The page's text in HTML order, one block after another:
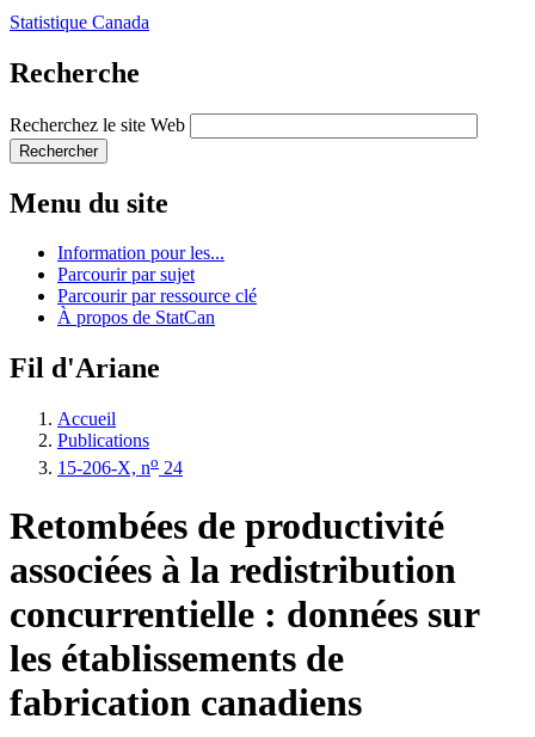
Statistique Canada
Recherche
Recherchez le site Web
Menu du site
Information pour les...
Parcourir par sujet
Parcourir par ressource clé
À propos de StatCan
Fil d'Ariane
Accueil
Publications
15-206-X, no 24
Retombées de productivité
associées à la redistribution
concurrentielle : données sur
les établissements de
fabrication canadiens